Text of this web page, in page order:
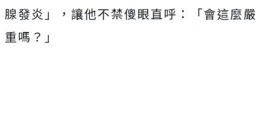
腺發炎」，讓他不禁傻眼直呼：「會這麼嚴
重嗎？」